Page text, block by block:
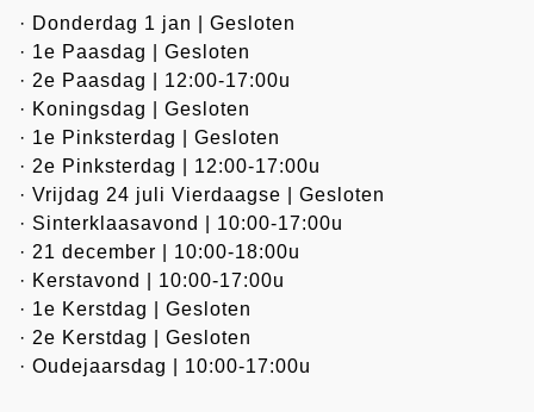
· Donderdag 1 jan | Gesloten
· 1e Paasdag | Gesloten
· 2e Paasdag | 12:00-17:00u
· Koningsdag | Gesloten
· 1e Pinksterdag | Gesloten
· 2e Pinksterdag | 12:00-17:00u
· Vrijdag 24 juli Vierdaagse | Gesloten
· Sinterklaasavond | 10:00-17:00u
· 21 december | 10:00-18:00u
· Kerstavond | 10:00-17:00u
· 1e Kerstdag | Gesloten
· 2e Kerstdag | Gesloten
· Oudejaarsdag | 10:00-17:00u